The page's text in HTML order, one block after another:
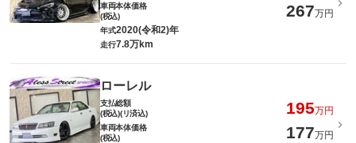
車両本体価格
(税込)
267万円
年式2020(令和2)年
走行7.8万km
ローレル
支払総額
(税込)(リ済込)
195万円
車両本体価格
(税込)
177万円